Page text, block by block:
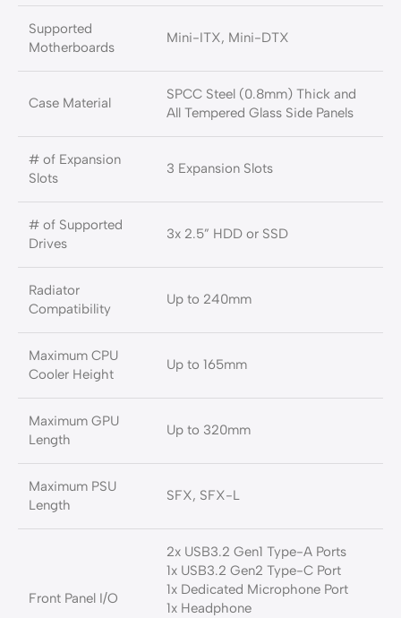
Supported
Motherboards
Mini-ITX, Mini-DTX
Case Material
SPCC Steel (0.8mm) Thick and
All Tempered Glass Side Panels
# of Expansion
Slots
3 Expansion Slots
# of Supported
Drives
3x 2.5” HDD or SSD
Radiator
Compatibility
Up to 240mm
Maximum CPU
Cooler Height
Up to 165mm
Maximum GPU
Length
Up to 320mm
Maximum PSU
Length
SFX, SFX-L
Front Panel I/O
2x USB3.2 Gen1 Type-A Ports
1x USB3.2 Gen2 Type-C Port
1x Dedicated Microphone Port
1x Headphone